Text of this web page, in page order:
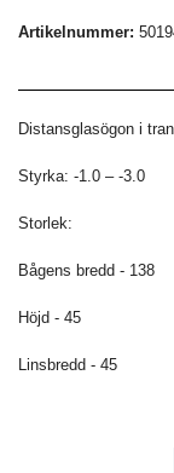
Artikelnummer:
Distansglasögon i
Styrka: -1.0 – -3.0
Storlek:
Bågens bredd - 138
Höjd - 45
Linsbredd - 45